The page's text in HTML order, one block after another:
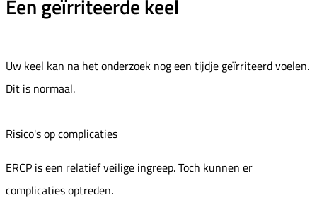
Een geïrriteerde keel
Uw keel kan na het onderzoek nog een tijdje geïrriteerd voelen.
Dit is normaal.
Risico's op complicaties
ERCP is een relatief veilige ingreep. Toch kunnen er
complicaties optreden.